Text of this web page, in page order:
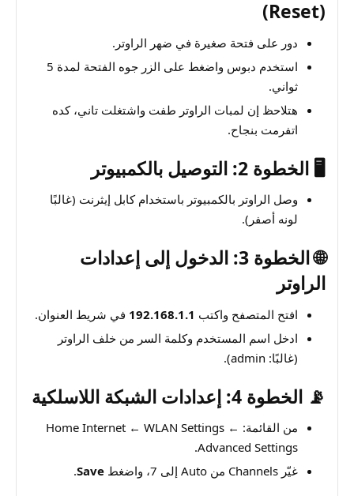
(Reset)
دور على فتحة صغيرة في ضهر الراوتر.
استخدم دبوس واضغط على الزر جوه الفتحة لمدة 5
ثواني.
هتلاحظ إن لمبات الراوتر طفت واشتغلت تاني، كده
اتفرمت بنجاح.
🖥️ الخطوة 2: التوصيل بالكمبيوتر
وصل الراوتر بالكمبيوتر باستخدام كابل إيثرنت (غالبًا
لونه أصفر).
🌐 الخطوة 3: الدخول إلى إعدادات
الراوتر
افتح المتصفح واكتب 192.168.1.1 في شريط العنوان.
ادخل اسم المستخدم وكلمة السر من خلف الراوتر
(غالبًا: admin).
📡 الخطوة 4: إعدادات الشبكة اللاسلكية
من القائمة: Home Internet ← WLAN Settings ←
Advanced Settings.
غيّر Channels من Auto إلى 7، واضغط
Save
.